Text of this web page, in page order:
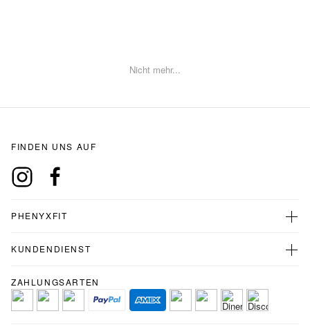
Nicht mehr...
FINDEN UNS AUF
PHENYXFIT
KUNDENDIENST
ZAHLUNGSARTEN